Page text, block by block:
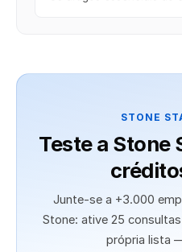
STONE
Teste a Stone
Junte-se a +3.000
Stone: ative 25
própria lista